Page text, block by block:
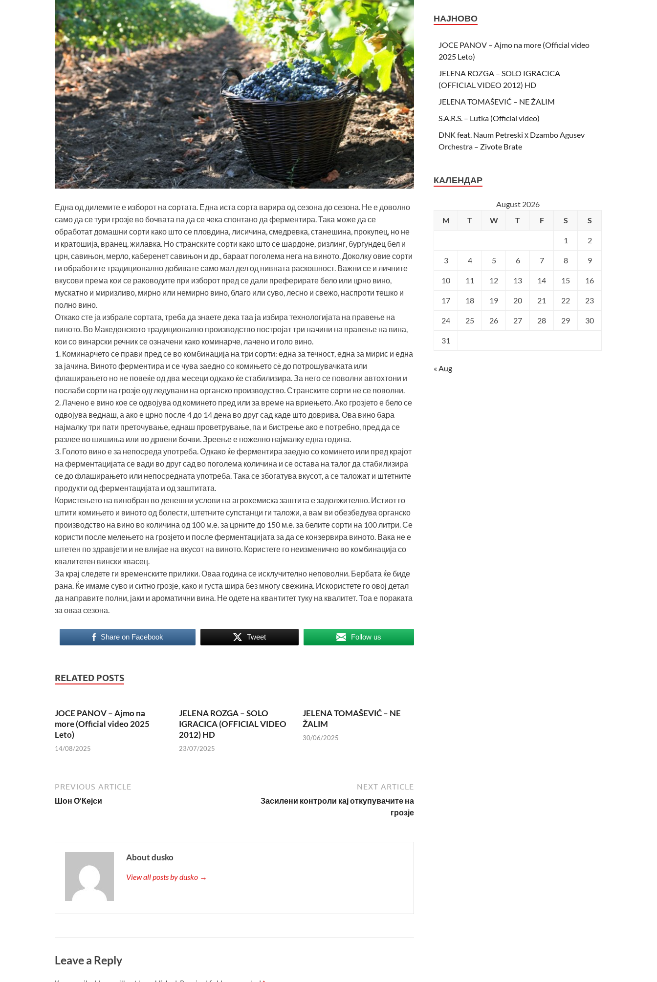
Една од дилемите е изборот на сортата. Една иста сорта варира од сезона до сезона. Не е доволно
само да се тури грозје во бочвата па да се чека спонтано да ферментира. Така може да се
обработат домашни сорти како што се пловдина, лисичина, смедревка, станешина, прокупец, но не
и кратошија, вранец, жилавка. Но странските сорти како што се шардоне, ризлинг, бургундец бел и
црн, савињон, мерло, каберенет савињон и др., бараат поголема нега на виното. Доколку овие сорти
ги обработите традиционално добивате само мал дел од нивната раскошност. Важни се и личните
вкусови према кои се раководите при изборот пред се дали преферирате бело или црно вино,
мускатно и миризливо, мирно или немирно вино, благо или суво, лесно и свежо, наспроти тешко и
полно вино.
Откако сте ја избрале сортата, треба да знаете дека таа ја избира технологијата на правење на
виното. Во Македонското традиционално производство постројат три начини на правење на вина,
кои со винарски речник се означени како коминарче, лачено и голо вино.
1. Коминарчето се прави пред се во комбинација на три сорти: една за течност, една за мирис и една
за јачина. Виното ферментира и се чува заедно со комињето сè до потрошувачката или
флаширањето но не повеќе од два месеци одкако ќе стабилизира. За него се поволни автохтони и
послаби сорти на грозје одгледувани на органско производство. Странските сорти не се поволни.
2. Лачено е вино кое се одвојува од коминето пред или за време на вриењето. Ако грозјето е бело се
одвојува веднаш, а ако е црно после 4 до 14 дена во друг сад каде што доврива. Ова вино бара
најмалку три пати преточување, еднаш проветрување, па и бистрење ако е потребно, пред да се
разлее во шишиња или во дрвени бочви. Зреење е пожелно најмалку една година.
3. Голото вино е за непосреда употреба. Одкако ќе ферментира заедно со коминето или пред крајот
на ферментацијата се вади во друг сад во поголема количина и се остава на талог да стабилизира
се до флаширањето или непосредната употреба. Така се збогатува вкусот, а се таложат и штетните
продукти од ферментацијата и од заштитата.
Користењето на винобран во денешни услови на агрохемиска заштита е задолжително. Истиот го
штити комињето и виното од болести, штетните супстанци ги таложи, а вам ви обезбедува органско
производство на вино во количина од 100 м.е. за црните до 150 м.е. за белите сорти на 100 литри. Се
користи после мелењето на грозјето и после ферментацијата за да се конзервира виното. Вака не е
штетен по здравјети и не влијае на вкусот на виното. Користете го неизменично во комбинација со
квалитетен вински квасец.
За крај следете ги временските прилики. Оваа година се исклучително неповолни. Бербата ќе биде
рана. Ќе имаме суво и ситно грозје, како и густа шира без многу свежина. Искористете го овој детал
да направите полни, јаки и ароматични вина. Не одете на квантитет туку на квалитет. Тоа е пораката
за оваа сезона.
Share on Facebook Tweet Follow us
RELATED POSTS
JOCE PANOV – Ajmo na
more (Official video 2025
Leto)
14/08/2025
JELENA ROZGA – SOLO
IGRACICA (OFFICIAL VIDEO
2012) HD
23/07/2025
JELENA TOMAŠEVIĆ – NE
ŽALIM
30/06/2025
PREVIOUS ARTICLE
Шон О’Кејси
NEXT ARTICLE
Засилени контроли кај откупувачите на
грозје
About dusko
View all posts by dusko →
Leave a Reply
НАЈНОВО
JOCE PANOV – Ajmo na more (Official video
2025 Leto)
JELENA ROZGA – SOLO IGRACICA
(OFFICIAL VIDEO 2012) HD
JELENA TOMAŠEVIĆ – NE ŽALIM
S.A.R.S. – Lutka (Official video)
DNK feat. Naum Petreski х Dzambo Agusev
Orchestra – Zivote Brate
КАЛЕНДАР
August 2026
M
T W T F S S
1 2
3 4 5 6 7 8 9
10 11 12 13 14 15 16
17 18 19 20 21 22 23
24 25 26 27 28 29 30
31
« Aug